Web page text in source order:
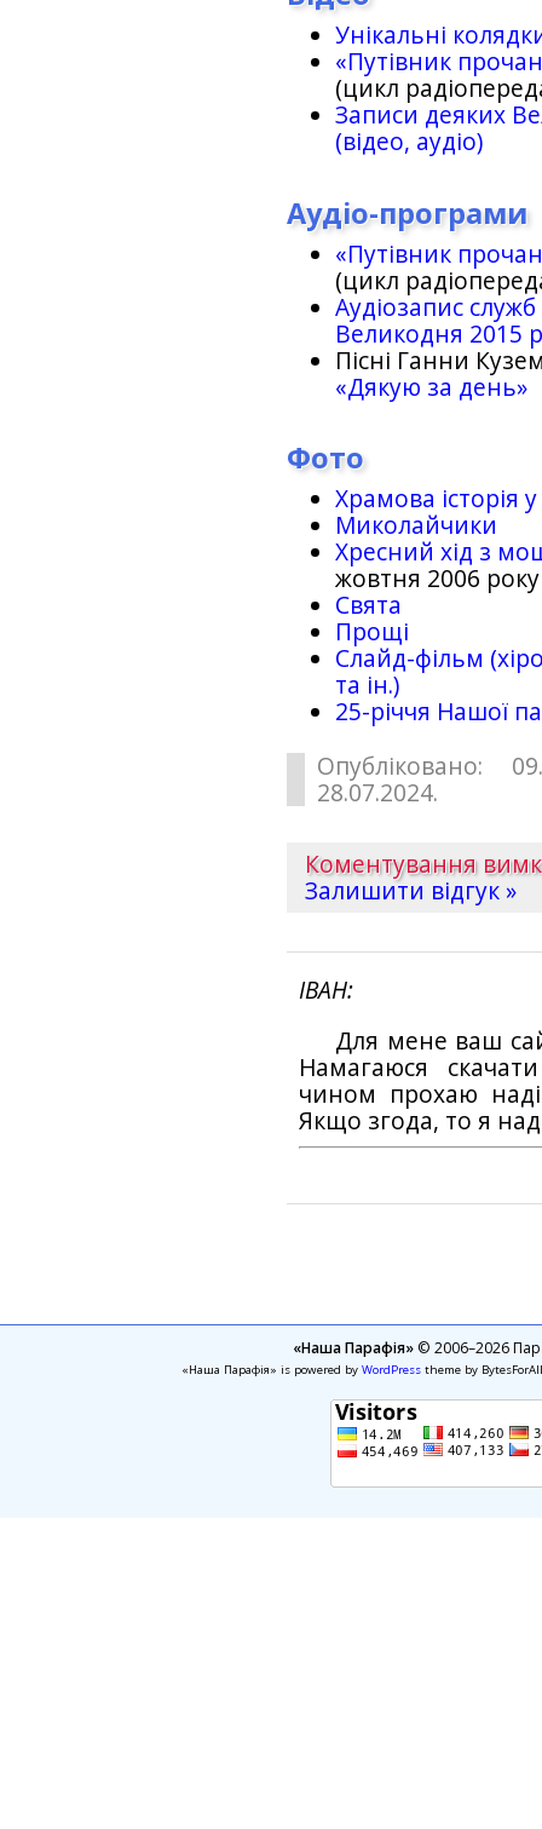
Унікальні
«Путівник
(цикл
Записи деяких
(відео, аудіо)
Аудіо-програми
«Путівник
(цикл
Аудіозапис
Великодня 2015
Пісні Ганни
«Дякую за день»
Фото
Храмова історія
Миколайчики
Хресний хід з
жовтня 2006 року
Свята
Прощі
Слайд-фільм
та ін.)
25-рiччя Нашої
Опубліковано:
28.07.2024.
Коментування
Залишити відгук »
ІВАН
Для мене ваш
Намагаюся
чином прохаю
Якщо згода, то я
«Наша Парафія»© 2006–2026
«Наша Парафія» is powered by WordPresstheme by